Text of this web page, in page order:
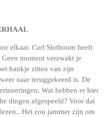
elkaar. Carl Slotboom heeft
moment verzwakt je
bankje zitten van zijn
naar teruggekeerd is. De
Wat hebben er hier
dingen afgespeeld? Voor dat
Het zou jammer zijn om